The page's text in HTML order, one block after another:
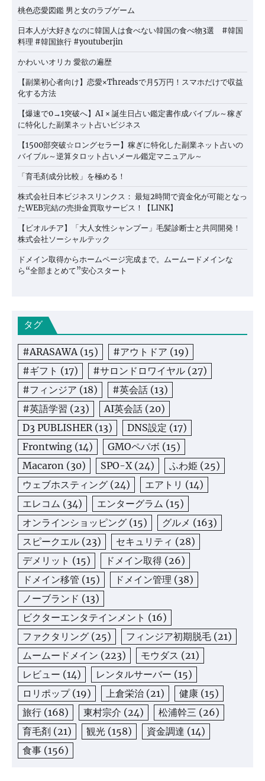
桃色恋愛図鑑 男と女のラブゲーム
日本人が大好きなのに韓国人は食べない韓国の食べ物3選 #韓国
料理 #韓国旅行 #youtuberjin
かわいいオリカ 愛欲の遍歴
【副業初心者向け】恋愛×Threadsで月5万円！スマホだけで収益
化する方法
【爆速で0→1突破へ】AI × 誕生日占い鑑定書作成バイブル～稼ぎ
に特化した副業ネット占いビジネス
【1500部突破☆ロングセラー】稼ぎに特化した副業ネット占いの
バイブル～逆算タロット占いメール鑑定マニュアル～
「育毛剤成分比較」を極める！
株式会社日本ビジネスリンクス： 最短2時間で資金化が可能となっ
たWEB完結の売掛金買取サービス！【LINK】
【ビオルチア】「大人女性シャンプー」毛髪診断士と共同開発！
株式会社ソーシャルテック
ドメイン取得からホームページ完成まで。ムームードメインな
ら“全部まとめて”安心スタート
タグ
#ARASAWA(15) #アウトドア (19)
#ギフト (17) #サロンドロワイヤル (27)
#フィンジア (18) #英会話 (13)
#英語学習 (23) AI英会話 (20)
D3 PUBLISHER(13) DNS設定 (17)
Frontwing (14) GMOペパボ (15)
Macaron (30) SPO-X(24) ふわ姫 (25)
ウェブホスティング (24) エアトリ (14)
エレコム (34) エンターグラム (15)
オンラインショッピング (15) グルメ (163)
スピークエル (23) セキュリティ (28)
デメリット (15) ドメイン取得 (26)
ドメイン移管 (15) ドメイン管理 (38)
ノーブランド (13)
ビクターエンタテインメント (16)
ファクタリング (25) フィンジア初期脱毛 (21)
ムームードメイン (223) モウダス (21)
レビュー (14) レンタルサーバー (15)
ロリポップ(19) 上倉栄治 (21) 健康 (15)
旅行 (168) 東村宗介 (24) 松浦幹三 (26)
育毛剤 (21) 観光 (158) 資金調達 (14)
食事 (156)